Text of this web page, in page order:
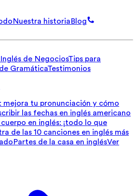
Nuestra historiaBlog
Inglés de NegociosTips para
GramáticaTestimonios
mejora tu pronunciación y cómo
las fechas en inglés americano
en inglés: ¡todo lo que
de las 10 canciones en inglés más
Partes de la casa en inglésVer